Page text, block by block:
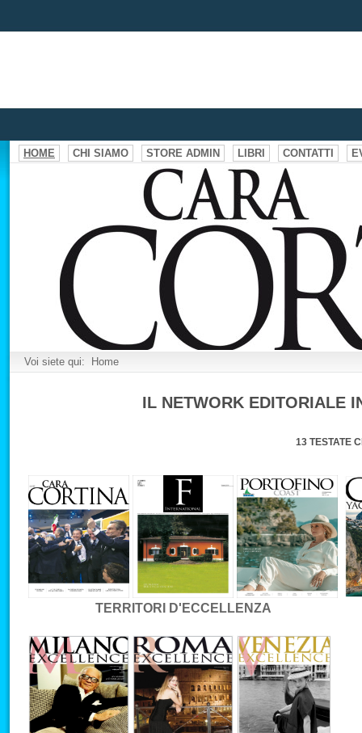
HOME CHI SIAMO STORE ADMIN LIBRI CONTATTI
Voi siete qui: Home
IL NETWORK EDITORIALE
13 TESTATE
TERRITORI D'ECCELLENZA